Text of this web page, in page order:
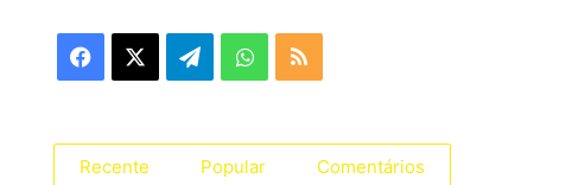
Facebook TelegramWhatsApp
RSS
Recente Popular Comentários